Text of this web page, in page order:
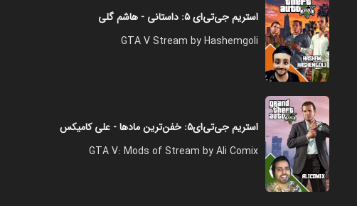
۲۴:۰۰
فصل ۱ - جی تی ای وی با چالش
۲۸:۰۰
استریم جی‌تی‌ای ۵: داستانی - هاشم گلی
GTA V Stream by Hashemgoli
استریم جی‌تی‌ای۵: خفن‌ترین مادها - علی کامیکس
GTA V: Mods of Stream by Ali Comix